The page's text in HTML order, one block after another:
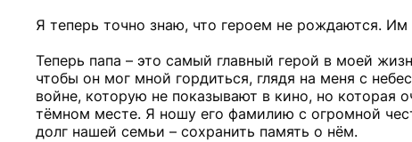
Я теперь точно знаю, что героем не рождаются. Им
Теперь папа – это самый главный герой в моей
чтобы он мог мной гордиться, глядя на меня с
войне, которую не показывают в кино, но
тёмном месте. Я ношу его фамилию с огромной
долг нашей семьи – сохранить память о нём.